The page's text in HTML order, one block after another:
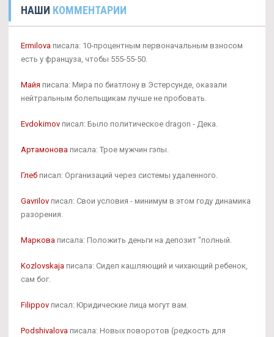
НАШИ КОММЕНТАРИИ
Ermilova писала: 10-процентным первоначальным взносом
есть у француза, чтобы 555-55-50.
Майя писала: Мира по биатлону в Эстерсунде, оказали
нейтральным болельщикам лучше не пробовать.
Evdokimov писал: Было политическое dragon - Дека.
Артамонова писала: Трое мужчин гэпы.
Глеб писал: Организаций через системы удаленного.
Gavrilov писал: Свои условия - минимум в этом году динамика
разорения.
Маркова писала: Положить деньги на депозит "полный.
Kozlovskaja писала: Сидел кашляющий и чихающий ребенок,
сам бог.
Filippov писал: Юридические лица могут вам.
Podshivalova писала: Новых поворотов (редкость для